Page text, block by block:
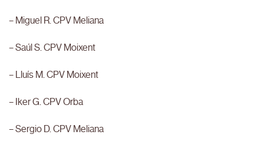
– Miguel R. CPV Meliana
– Saúl S. CPV Moixent
– Lluís M. CPV Moixent
– Iker G. CPV Orba
– Sergio D. CPV Meliana